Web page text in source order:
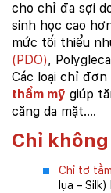
cho chỉ đa sợi
sinh học cao
mức tối thiểu
(PDO),
Các loại chỉ
thẩm mỹ giúp
căng da mặt….
Chỉ
Chỉ tơ
lụa –